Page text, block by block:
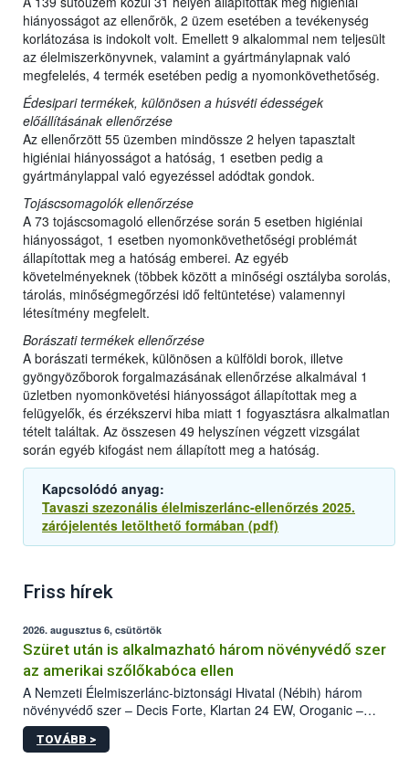
hiányosságot az ellenőrök, 2 üzem esetében a tevékenység
korlátozása is indokolt volt. Emellett 9 alkalommal nem teljesült
az élelmiszerkönyvnek, valamint a gyártmánylapnak való
megfelelés, 4 termék esetében pedig a nyomonkövethetőség.
Édesipari termékek, különösen a húsvéti édességek
előállításának ellenőrzése
Az ellenőrzött 55 üzemben mindössze 2 helyen tapasztalt
higiéniai hiányosságot a hatóság, 1 esetben pedig a
gyártmánylappal való egyezéssel adódtak gondok.
Tojáscsomagolók ellenőrzése
A 73 tojáscsomagoló ellenőrzése során 5 esetben higiéniai
hiányosságot, 1 esetben nyomonkövethetőségi problémát
állapítottak meg a hatóság emberei. Az egyéb
követelményeknek (többek között a minőségi osztályba sorolás,
tárolás, minőségmegőrzési idő feltüntetése) valamennyi
létesítmény megfelelt.
Borászati termékek ellenőrzése
A borászati termékek, különösen a külföldi borok, illetve
gyöngyözőborok forgalmazásának ellenőrzése alkalmával 1
üzletben nyomonkövetési hiányosságot állapítottak meg a
felügyelők, és érzékszervi hiba miatt 1 fogyasztásra alkalmatlan
tételt találtak. Az összesen 49 helyszínen végzett vizsgálat
során egyéb kifogást nem állapított meg a hatóság.
Kapcsolódó anyag:
Tavaszi szezonális élelmiszerlánc-ellenőrzés 2025.
zárójelentés letölthető formában (pdf)
Friss hírek
2026. augusztus 6, csütörtök
Szüret után is alkalmazható három növényvédő szer
az amerikai szőlőkabóca ellen
A Nemzeti Élelmiszerlánc-biztonsági Hivatal (Nébih) három
növényvédő szer – Decis Forte, Klartan 24 EW, Oroganic –
engedélyokiratát módosította, így azok a szüretet követően,
egészen a vesszőérettség (BBCH 91) stádiumáig
TOVÁBB >